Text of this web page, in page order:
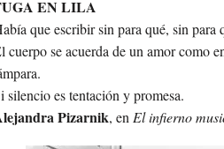
EN LILA
que escribir sin para qué, sin para
cuerpo se acuerda de un amor como
silencio es tentación y promesa.
Pizarnik, enEl infierno